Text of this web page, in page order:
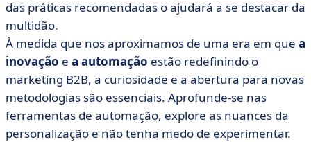
das práticas recomendadas o ajudará a se destacar da
multidão.
À medida que nos aproximamos de uma era em que a
inovação e a automação estão redefinindo o
marketing B2B, a curiosidade e a abertura para novas
metodologias são essenciais. Aprofunde-se nas
ferramentas de automação, explore as nuances da
personalização e não tenha medo de experimentar.